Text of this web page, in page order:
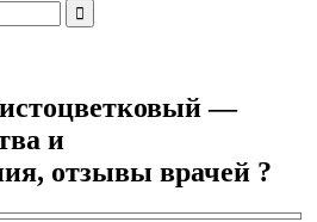
—
и
отзывы врачей ?